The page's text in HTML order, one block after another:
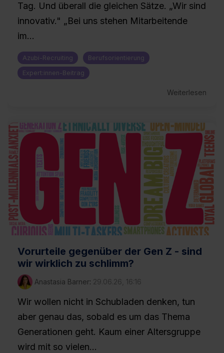
Tag. Und überall die gleichen Sätze. „Wir sind
innovativ." „Bei uns stehen Mitarbeitende
im...
Azubi-Recruiting
Berufsorientierung
Expert:innen-Beitrag
Weiterlesen
Vorurteile gegenüber der Gen Z - sind
wir wirklich zu schlimm?
Anastasia Barner: 29.06.26, 16:16
Wir wollen nicht in Schubladen denken, tun
aber genau das, sobald es um das Thema
Generationen geht. Kaum einer Altersgruppe
wird mit so vielen...